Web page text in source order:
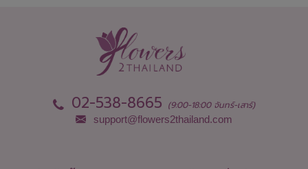
อุตรดิตถ์
อุทัยธานี
02-538-8665 (9:00-18:00 จันทร์-เสาร์)
support@flowers2thailand.com